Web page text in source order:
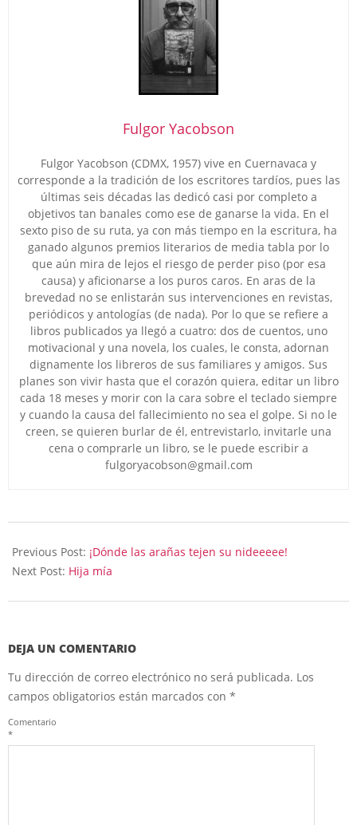
Fulgor Yacobson
Fulgor Yacobson (CDMX, 1957) vive en Cuernavaca y
corresponde a la tradición de los escritores tardíos, pues las
últimas seis décadas las dedicó casi por completo a
objetivos tan banales como ese de ganarse la vida. En el
sexto piso de su ruta, ya con más tiempo en la escritura, ha
ganado algunos premios literarios de media tabla por lo
que aún mira de lejos el riesgo de perder piso (por esa
causa) y aficionarse a los puros caros. En aras de la
brevedad no se enlistarán sus intervenciones en revistas,
periódicos y antologías (de nada). Por lo que se refiere a
libros publicados ya llegó a cuatro: dos de cuentos, uno
motivacional y una novela, los cuales, le consta, adornan
dignamente los libreros de sus familiares y amigos. Sus
planes son vivir hasta que el corazón quiera, editar un libro
cada 18 meses y morir con la cara sobre el teclado siempre
y cuando la causa del fallecimiento no sea el golpe. Si no le
creen, se quieren burlar de él, entrevistarlo, invitarle una
cena o comprarle un libro, se le puede escribir a
fulgoryacobson@gmail.com
03-
25
Previous Post: ¡Dónde las arañas tejen su nideeeee!
Next Post: Hija mía
DEJA UN COMENTARIO
Tu dirección de correo electrónico no será publicada. Los
campos obligatorios están marcados con *
Comentario
*